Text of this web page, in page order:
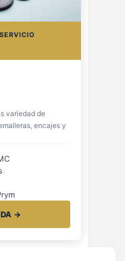
variedad de
encajes y
→